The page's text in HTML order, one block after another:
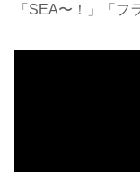
「SEA〜！」「